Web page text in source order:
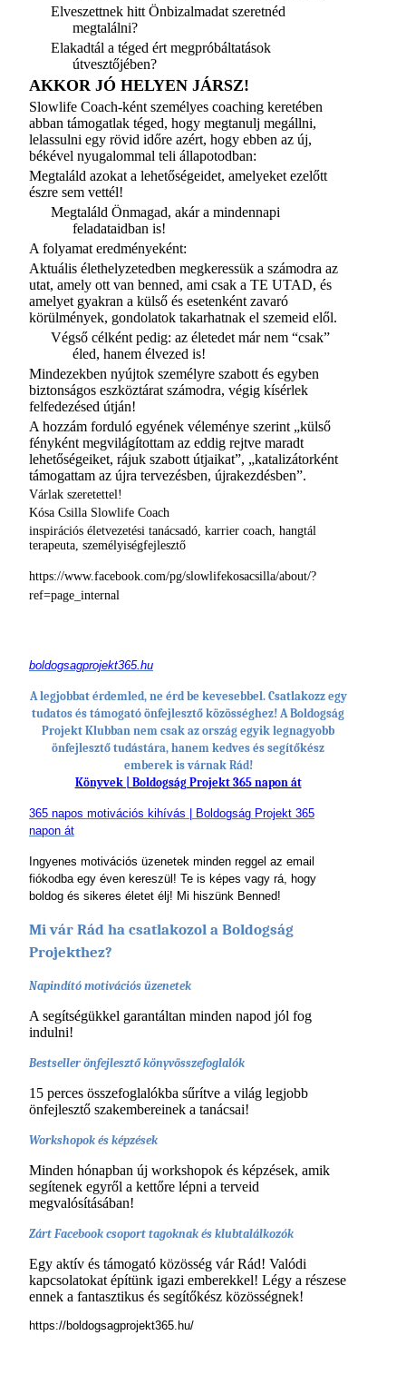
Elveszettnek hitt Önbizalmadat szeretnéd
megtalálni?
Elakadtál a téged ért megpróbáltatások
útvesztőjében?
AKKOR JÓ HELYEN JÁRSZ!
Slowlife Coach-ként személyes coaching keretében
abban támogatlak téged, hogy megtanulj megállni,
lelassulni egy rövid időre azért, hogy ebben az új,
békével nyugalommal teli állapotodban:
Megtaláld azokat a lehetőségeidet, amelyeket ezelőtt
észre sem vettél!
Megtaláld Önmagad, akár a mindennapi
feladataidban is!
A folyamat eredményeként:
Aktuális élethelyzetedben megkeressük a számodra az
utat, amely ott van benned, ami csak a TE UTAD, és
amelyet gyakran a külső és esetenként zavaró
körülmények, gondolatok takarhatnak el szemeid elől.
Végső célként pedig: az életedet már nem “csak”
éled, hanem élvezed is!
Mindezekben nyújtok személyre szabott és egyben
biztonságos eszköztárat számodra, végig kísérlek
felfedezésed útján!
A hozzám forduló egyének véleménye szerint „külső
fényként megvilágítottam az eddig rejtve maradt
lehetőségeiket, rájuk szabott útjaikat”, „katalizátorként
támogattam az újra tervezésben, újrakezdésben”.
Várlak szeretettel!
Kósa Csilla Slowlife Coach
inspirációs életvezetési tanácsadó, karrier coach, hangtál
terapeuta, személyiségfejlesztő
https://www.facebook.com/pg/slowlifekosacsilla/about/?
ref=page_internal
boldogsagprojekt365.hu
A legjobbat érdemled, ne érd be kevesebbel. Csatlakozz egy
tudatos és támogató önfejlesztő közösséghez! A Boldogság
Projekt Klubban nem csak az ország egyik legnagyobb
önfejlesztő tudástára, hanem kedves és segítőkész
emberek is várnak Rád!
Könyvek | Boldogság Projekt 365 napon át
365 napos motivációs kihívás | Boldogság Projekt 365
napon át
Ingyenes motivációs üzenetek minden reggel az email
fiókodba egy éven kereszül! Te is képes vagy rá, hogy
boldog és sikeres életet élj! Mi hiszünk Benned!
Mi vár Rád ha csatlakozol a Boldogság
Projekthez?
Napindító motivációs üzenetek
A segítségükkel garantáltan minden napod jól fog
indulni!
Bestseller önfejlesztő könyvösszefoglalók
15 perces összefoglalókba sűrítve a világ legjobb
önfejlesztő szakembereinek a tanácsai!
Workshopok és képzések
Minden hónapban új workshopok és képzések, amik
segítenek egyről a kettőre lépni a terveid
megvalósításában!
Zárt Facebook csoport tagoknak és klubtalálkozók
Egy aktív és támogató közösség vár Rád! Valódi
kapcsolatokat építünk igazi emberekkel! Légy a részese
ennek a fantasztikus és segítőkész közösségnek!
https://boldogsagprojekt365.hu/